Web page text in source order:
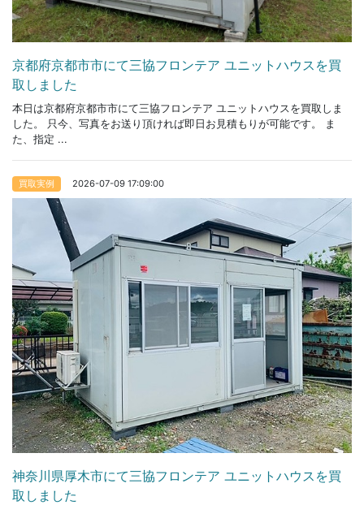
京都府京都市市にて三協フロンテア ユニットハウスを買
取しました
本日は京都府京都市市にて三協フロンテア ユニットハウスを買取しま
した。 只今、写真をお送り頂ければ即日お見積もりが可能です。 ま
た、指定 ...
買取実例 2026-07-09 17:09:00
神奈川県厚木市にて三協フロンテア ユニットハウスを買
取しました